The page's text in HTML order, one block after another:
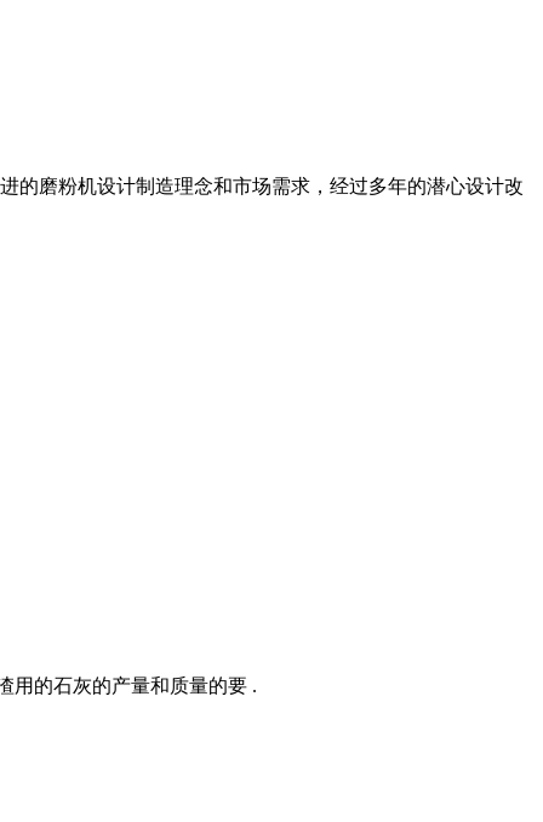
的磨粉机设计制造理念和市场需求，经过多年的潜心设计改
用的石灰的产量和质量的要 .